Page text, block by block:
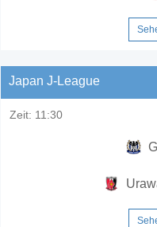
Japan J-League
Zeit: 11:30